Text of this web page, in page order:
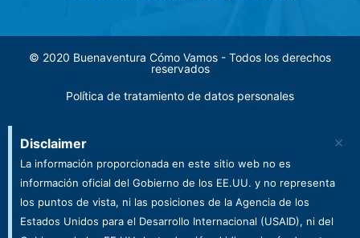
© 2020 Buenaventura Cómo Vamos - Todos los derechos
reservados
Política de tratamiento de datos personales
Disclaimer
La información proporcionada en este sitio web no es
información oficial del Gobierno de los EE.UU. y no representa
los puntos de vista, ni las posiciones de la Agencia de los
Estados Unidos para el Desarrollo Internacional (USAID), ni del
×